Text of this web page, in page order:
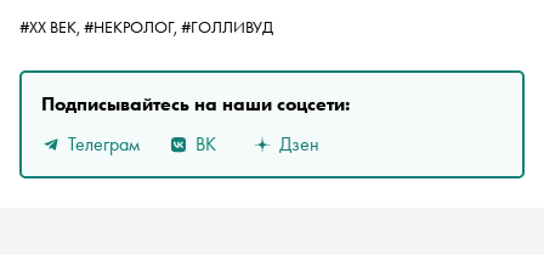
#ХХ ВЕК, #НЕКРОЛОГ, #ГОЛЛИВУД
Подписывайтесь на наши соцсети:
Телеграм
ВК Дзен